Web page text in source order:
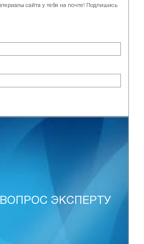
сайта у тебя на почте! Подпишись
ЭКСПЕРТУ